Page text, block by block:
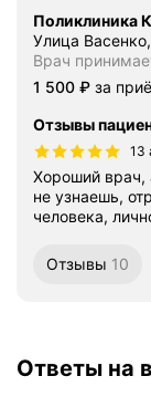
Поликлиника
Улица
Врач
Цена
1500
1 500 ₽ за
Отзывы
13
Хороший врач,
не узнаешь,
человека,
Отзывы 10
Ответы на